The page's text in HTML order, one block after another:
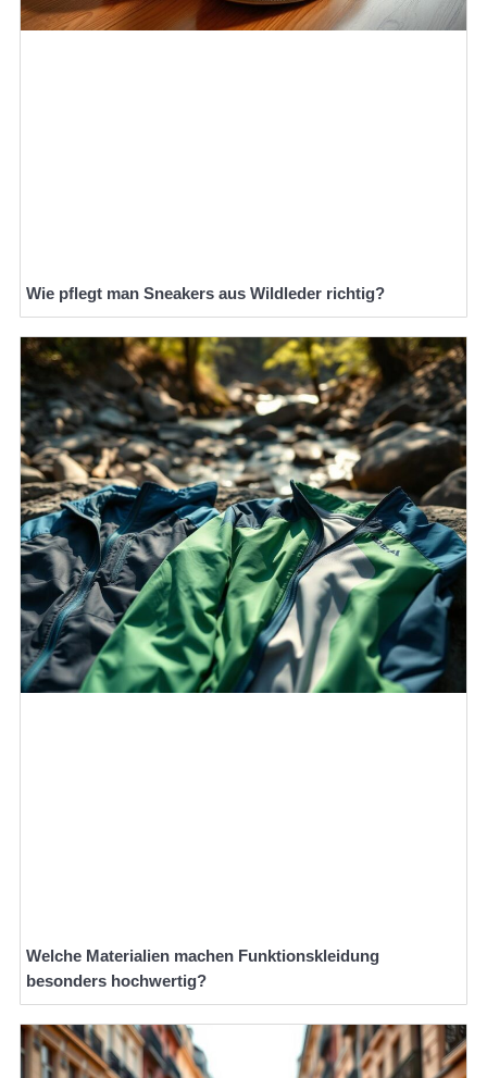
Wie pflegt man Sneakers aus Wildleder richtig?
Welche Materialien machen Funktionskleidung
besonders hochwertig?